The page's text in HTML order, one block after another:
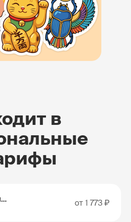
в
Латинская Америка от 1 773 ₽